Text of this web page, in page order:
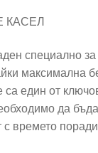
КАСЕЛ
специално
максимална
един от
да
времето